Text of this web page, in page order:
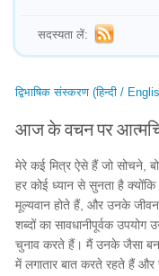
सदस्यता लें:
द्विभाषिक संस्करण (हिन्दी /
आज के वचन पर
मेरे कई मित्र ऐसे हैं जो सोचने,
हर कोई ध्यान से सुनता है क्योंकि
मूल्यवान होते हैं, और उनके जीवन
शब्दों का सावधानीपूर्वक
चुनाव करते हैं। मैं उनके जैसा
में लगातार बात करते रहते हैं